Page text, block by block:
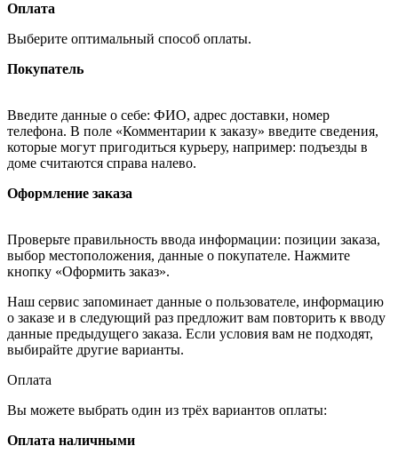
Оплата
Выберите оптимальный способ оплаты.
Покупатель
Введите данные о себе: ФИО, адрес доставки, номер
телефона. В поле «Комментарии к заказу» введите сведения,
которые могут пригодиться курьеру, например: подъезды в
доме считаются справа налево.
Оформление заказа
Проверьте правильность ввода информации: позиции заказа,
выбор местоположения, данные о покупателе. Нажмите
кнопку «Оформить заказ».
Наш сервис запоминает данные о пользователе, информацию
о заказе и в следующий раз предложит вам повторить к вводу
данные предыдущего заказа. Если условия вам не подходят,
выбирайте другие варианты.
Оплата
Вы можете выбрать один из трёх вариантов оплаты:
Оплата наличными